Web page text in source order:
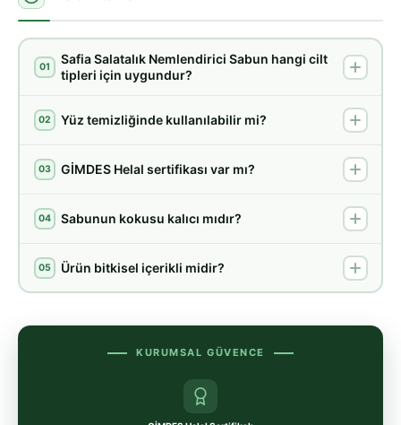
01
Safia Salatalık Nemlendirici Sabun hangi cilt
tipleri için uygundur?
02 Yüz temizliğinde kullanılabilir mi?
03 GİMDES Helal sertifikası var mı?
04 Sabunun kokusu kalıcı mıdır?
05 Ürün bitkisel içerikli midir?
KURUMSAL GÜVENCE